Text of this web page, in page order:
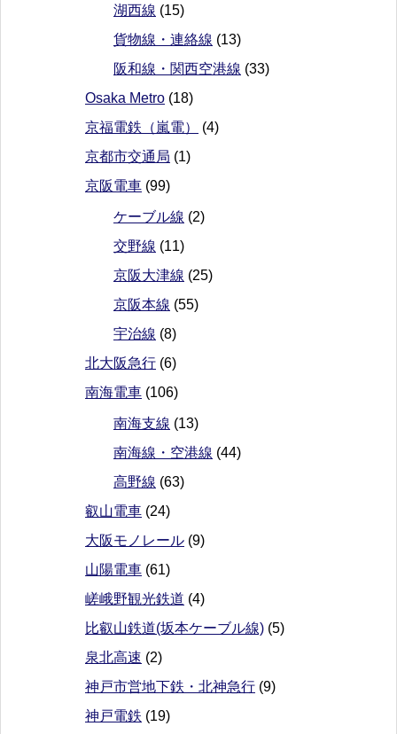
湖西線 (15)
貨物線・連絡線 (13)
阪和線・関西空港線 (33)
Osaka Metro (18)
京福電鉄（嵐電）
(4)
京都市交通局 (1)
京阪電車 (99)
ケーブル線 (2)
交野線 (11)
京阪大津線 (25)
京阪本線 (55)
宇治線 (8)
北大阪急行 (6)
南海電車 (106)
南海支線 (13)
南海線・空港線 (44)
高野線 (63)
叡山電車 (24)
大阪モノレール (9)
山陽電車 (61)
嵯峨野観光鉄道 (4)
比叡山鉄道(坂本ケーブル線) (5)
泉北高速 (2)
神戸市営地下鉄・北神急行 (9)
神戸電鉄 (19)